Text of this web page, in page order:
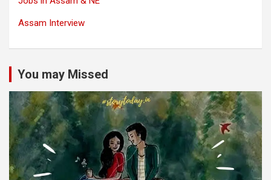
Assam Interview
You may Missed